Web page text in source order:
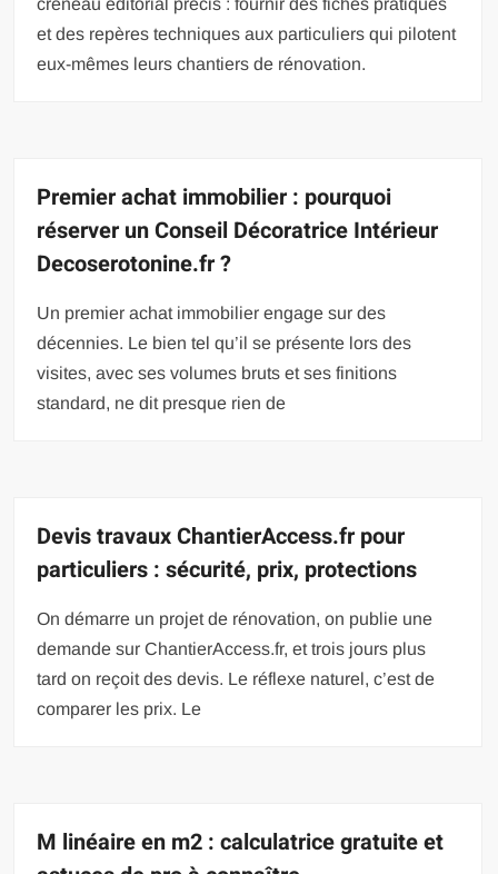
créneau éditorial précis : fournir des fiches pratiques
et des repères techniques aux particuliers qui pilotent
eux-mêmes leurs chantiers de rénovation.
Premier achat immobilier : pourquoi
réserver un Conseil Décoratrice Intérieur
Decoserotonine.fr ?
Un premier achat immobilier engage sur des
décennies. Le bien tel qu’il se présente lors des
visites, avec ses volumes bruts et ses finitions
standard, ne dit presque rien de
Devis travaux ChantierAccess.fr pour
particuliers : sécurité, prix, protections
On démarre un projet de rénovation, on publie une
demande sur ChantierAccess.fr, et trois jours plus
tard on reçoit des devis. Le réflexe naturel, c’est de
comparer les prix. Le
M linéaire en m2 : calculatrice gratuite et